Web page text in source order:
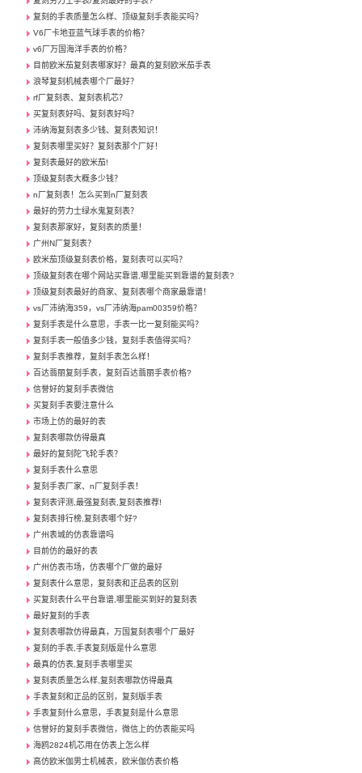
复刻的手表质量怎么样、顶级复刻手表能买吗？
V6厂卡地亚蓝气球手表的价格？
v6厂万国海洋手表的价格？
目前欧米茄复刻表哪家好？最真的复刻欧米茄手表
浪琴复刻机械表哪个厂最好？
rf厂复刻表、复刻表机芯？
买复刻表好吗、复刻表好吗？
沛纳海复刻表多少钱、复刻表知识！
复刻表哪里买好？复刻表那个厂好！
复刻表最好的欧米茄!
顶级复刻表大概多少钱？
n厂复刻表！怎么买到n厂复刻表
最好的劳力士绿水鬼复刻表？
复刻表那家好，复刻表的质量！
广州N厂复刻表？
欧米茄顶级复刻表价格，复刻表可以买吗？
顶级复刻表在哪个网站买靠谱,哪里能买到靠谱的复刻表?
顶级复刻表最好的商家、复刻表哪个商家最靠谱！
vs厂沛纳海359，vs厂沛纳海pam00359价格？
复刻手表是什么意思，手表一比一复刻能买吗？
复刻手表一般值多少钱，复刻手表值得买吗？
复刻手表推荐，复刻手表怎么样！
百达翡丽复刻手表，复刻百达翡丽手表价格?
信誉好的复刻手表微信
买复刻手表要注意什么
市场上仿的最好的表
复刻表哪款仿得最真
最好的复刻陀飞轮手表？
复刻手表什么意思
复刻手表厂家、n厂复刻手表！
复刻表评测,最强复刻表,复刻表推荐!
复刻表排行榜,复刻表哪个好?
广州表城的仿表靠谱吗
目前仿的最好的表
广州仿表市场，仿表哪个厂做的最好
复刻表什么意思，复刻表和正品表的区别
买复刻表什么平台靠谱,哪里能买到好的复刻表
最好复刻的手表
复刻表哪款仿得最真，万国复刻表哪个厂最好
复刻的手表,手表复刻版是什么意思
最真的仿表,复刻手表哪里买
复刻表质量怎么样,复刻表哪款仿得最真
手表复刻和正品的区别，复刻版手表
手表复刻什么意思，手表复刻是什么意思
信誉好的复刻手表微信，微信上的仿表能买吗
海鸥2824机芯用在仿表上怎么样
高仿欧米伽男士机械表，欧米伽仿表价格